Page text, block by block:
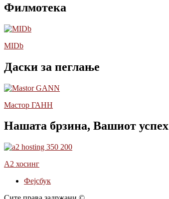
Филмотека
MIDb
Даски за пеглање
Мастор ГАНН
Нашата брзина, Вашиот успех
А2 хосинг
Фејсбук